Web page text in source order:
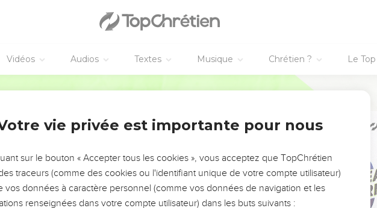
Vidéos Audios Textes Musique Chrétien ? Le Top
DE L’ANNÉE !
ÉVITER LES VOTRES ?
réussites, leur impact, leur foi ou leur vision. Mais on voit
difficiles qu'ils ont traversés, alors même que ce sont
vie privée est importante pour nous
sur le bouton « Accepter tous les cookies », vous acceptez que TopChrétien
traceurs (comme des cookies ou l'identifiant unique de votre compte utilisateur)
vos données à caractère personnel (comme vos données de navigation et les
renseignées dans votre compte utilisateur) dans les buts suivants :